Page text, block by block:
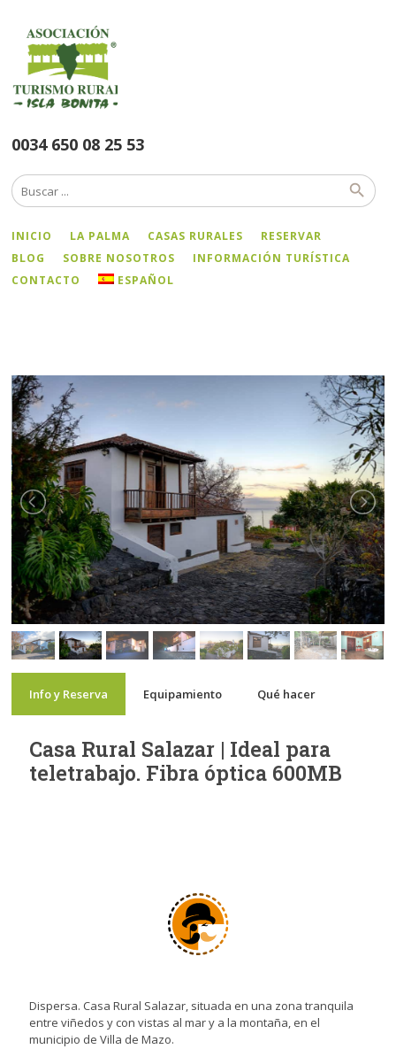
0034 650 08 25 53
INICIO LA PALMA CASAS RURALES
RESERVAR
BLOG
SOBRE NOSOTROS
INFORMACIÓN TURÍSTICA
CONTACTO
ESPAÑOL
Info y Reserva Equipamiento Qué hacer
Casa Rural Salazar | Ideal para
teletrabajo. Fibra óptica 600MB
Dispersa. Casa Rural Salazar, situada en una zona tranquila
entre viñedos y con vistas al mar y a la montaña, en el
municipio de Villa de Mazo.